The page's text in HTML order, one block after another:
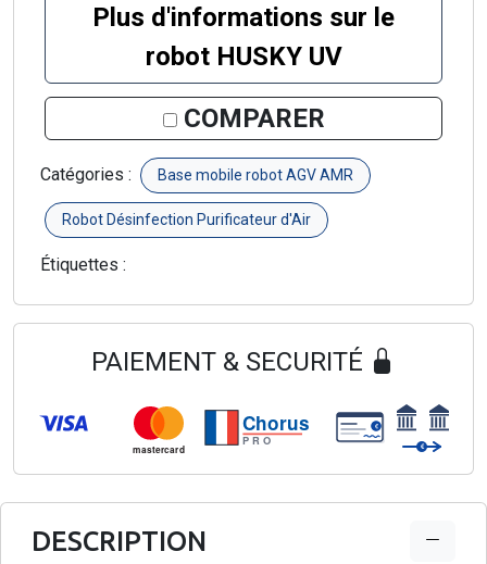
Plus d'informations sur le
robot HUSKY UV
COMPARER
Catégories : Base mobile robot AGV AMR
Robot Désinfection Purificateur d'Air
Étiquettes :
PAIEMENT & SECURITÉ
mastercard
Chorus
PRO
€
€
DESCRIPTION